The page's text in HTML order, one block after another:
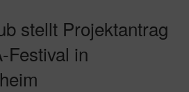
stellt Projektantrag
Festival in